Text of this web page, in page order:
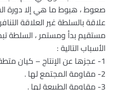
صعوط ، هبوط ما هي إلا دورة
علاقة بالسلطة غير العلاقة
مستقيم بدأ ومستمر ، السلطة
الأسباب التالية :
1- عجزها عن الإنتاج – كيان متطفل .
2- مقاومة المجتمع لها .
3- مقاومة الطبيعة لها .